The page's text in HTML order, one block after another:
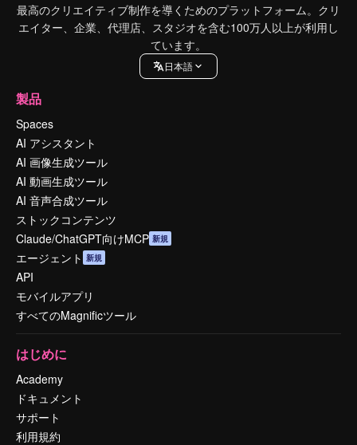
最高のクリエイティブ制作を導くためのプラットフォーム。クリ
エイター、企業、代理店、スタジオを含む100万人以上が利用し
ています。
日本語
製品
Spaces
AI アシスタント
AI 画像生成ツール
AI 動画生成ツール
AI 音声合成ツール
ストックコンテンツ
Claude/ChatGPT向けMCP 新規
エージェント 新規
API
モバイルアプリ
すべてのMagnificツール
はじめに
Academy
ドキュメント
サポート
利用規約